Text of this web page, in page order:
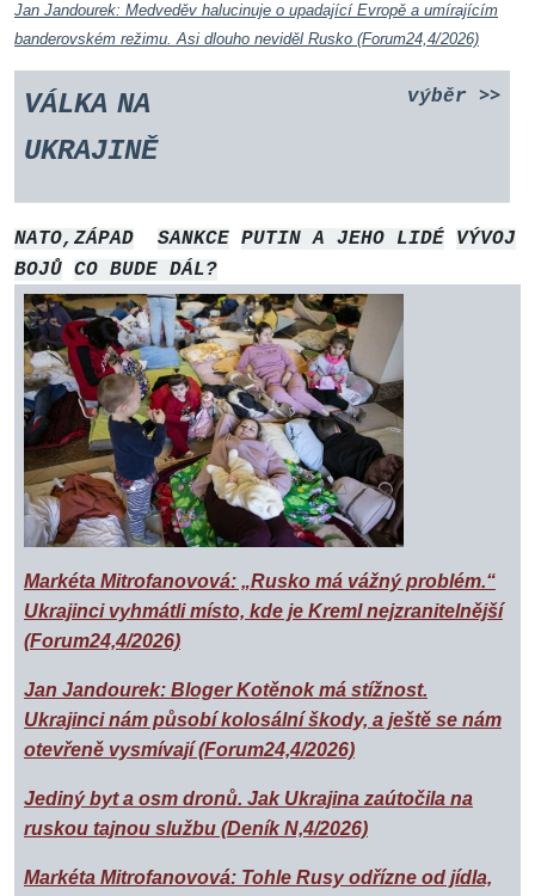
Jan Jandourek: Medveděv halucinuje o upadající Evropě a umírajícím
banderovském režimu. Asi dlouho neviděl Rusko (Forum24,4/2026)
VÁLKA NA
UKRAJINĚ
výběr >>
NATO,ZÁPAD SANKCE PUTIN A JEHO LIDÉ
VÝVOJ
BOJŮ CO BUDE DÁL?
Markéta Mitrofanovová: „Rusko má vážný problém.“
Ukrajinci vyhmátli místo, kde je Kreml nejzranitelnější
(Forum24,4/2026)
Jan Jandourek: Bloger Kotěnok má stížnost.
Ukrajinci nám působí kolosální škody, a ještě se nám
otevřeně vysmívají (Forum24,4/2026)
Jediný byt a osm dronů. Jak Ukrajina zaútočila na
ruskou tajnou službu (Deník N,4/2026)
Markéta Mitrofanovová: Tohle Rusy odřízne od jídla,